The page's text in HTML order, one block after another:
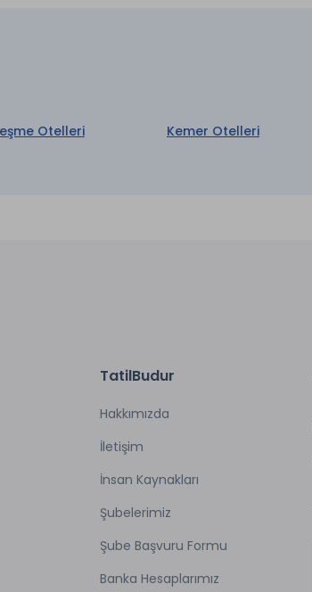
Otelleri Kemer Otelleri
TatilBudur
Hakkımızda
İletişim
İnsan Kaynakları
Şubelerimiz
Şube Başvuru Formu
Banka Hesaplarımız